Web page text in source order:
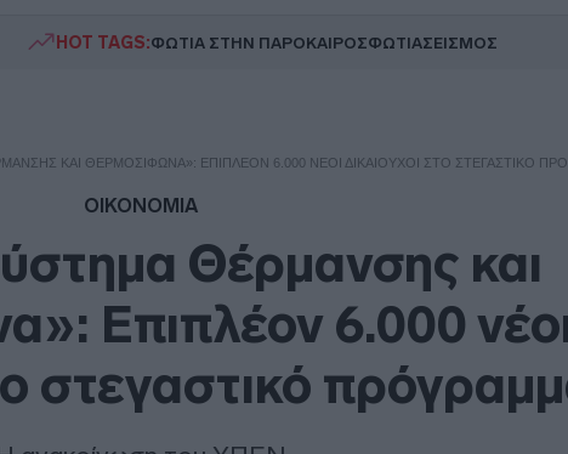
HOT TAGS:ΦΩΤΙΑ ΣΤΗΝ ΠΑΡΟΚΑΙΡΟΣΦΩΤΙΑΣΕΙΣΜΟΣ
ΚΑΙ ΘΕΡΜΟΣΊΦΩΝΑ»: ΕΠΙΠΛΈΟΝ 6.000 ΝΈΟΙ ΔΙΚΑΙΟΎΧΟΙ ΣΤΟ ΣΤΕΓΑΣΤΙΚΌ
ΟΙΚΟΝΟΜΙΑ
Θέρμανσης και
Επιπλέον 6.000
στεγαστικό